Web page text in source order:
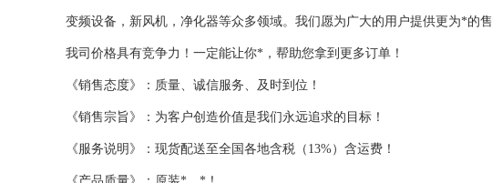
变频设备，新风机，净化器等众多领域。我们愿为广大的用户提供更为*的
我司价格具有竞争力！一定能让你*，帮助您拿到更多订单！
《销售态度》：质量、诚信服务、及时到位！
《销售宗旨》：为客户创造价值是我们永远追求的目标！
《服务说明》：现货配送至全国各地含税（13%）含运费！